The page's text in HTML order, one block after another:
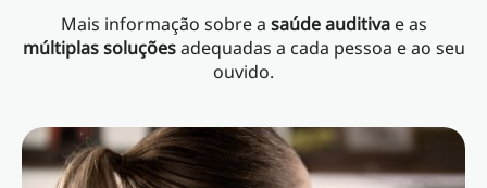
Mais informação sobre a saúde auditivae as
múltiplas soluçõesadequadas a cada pessoa e ao seu
ouvido.